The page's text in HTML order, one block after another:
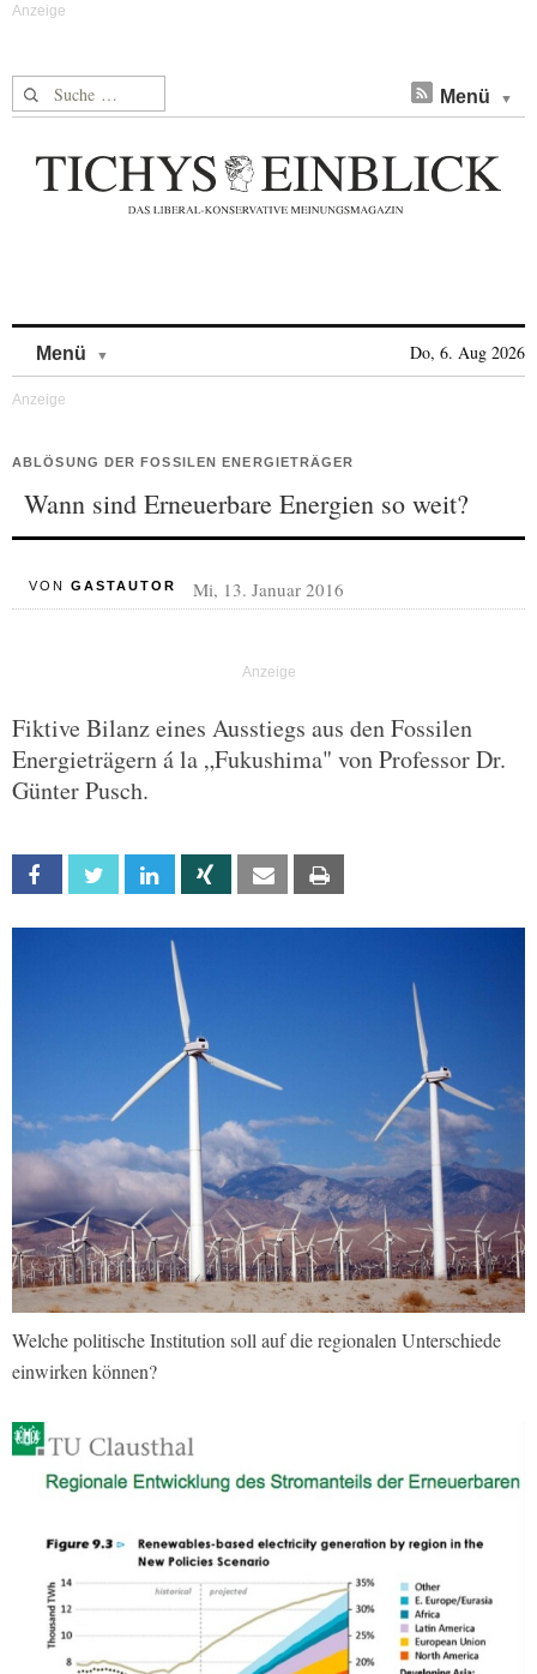
Suche nach: Menü
Menü Do, 6. Aug 2026
ABLÖSUNG DER FOSSILEN ENERGIETRÄGER
Wann sind Erneuerbare Energien so weit?
VON GASTAUTOR Mi, 13. Januar 2016
Fiktive Bilanz eines Ausstiegs aus den Fossilen
Energieträgern á la „Fukushima" von Professor Dr.
Günter Pusch.
Facebook Twitter Linkedin Xing Email
Welche politische Institution soll auf die regionalen Unterschiede
einwirken können?